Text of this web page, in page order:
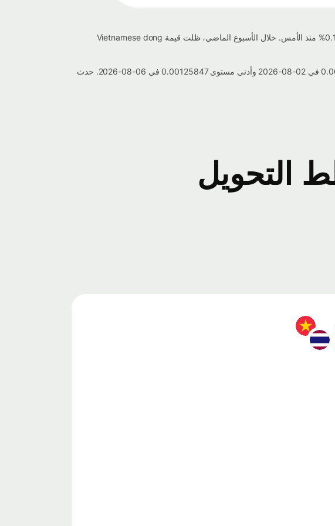
يبلغ سعر صرف Vietnamese dong إلى إلى الباهت التايلاندي حاليًا 0.00126267 اليوم، مما يعكس تغييرًا بنسبة 0.167% منذ الأمس. خلال الأسبوع الماضي، ظلت قيمة Vietnamese dong
خلال الأسبوع الماضي، تذبذب سعر صرف Vietnamese dong إلى إلى الباهت التايلاندي بين أعلى مستوى 0.00127487 في 02-08-2026 وأدنى مستوى 0.00125847 في 06-08-2026. حدث